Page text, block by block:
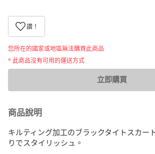
讚！
您所在的國家或地區無法購買此商品
* 此商品沒有可用的運送方式
立即購買
商品說明
キルティング加工のブラックタイトスカー
りでスタイリッシュ。